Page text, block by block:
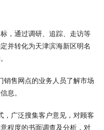
，通过调研、追踪、走访等
并转化为天津滨海新区明名
销售网点的业务人员了解市场
息。
，广泛搜集客户意见，对顾客
程度的书面调查及分析，对